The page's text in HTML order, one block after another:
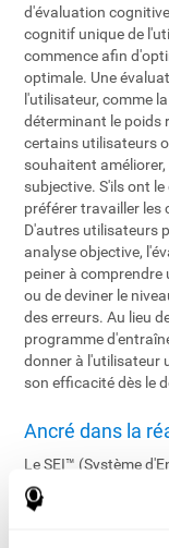
d'évaluation
cognitif unique de
commence afin
optimale. Une
l'utilisateur, comme
déterminant le poids
certains utilisateurs
souhaitent
subjective. S'ils ont
préférer travailler les
D'autres utilisateurs
analyse objective,
peiner à comprendre
ou de deviner le
des erreurs. Au lieu
programme
donner à l'utilisateur
son efficacité dès le
Ancré dans la
Le SEI™ (Système
application brevetée
réel, qui gère le